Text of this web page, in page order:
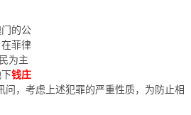
的公
菲律
为主
钱庄
，考虑上述犯罪的严重性质，为防止相